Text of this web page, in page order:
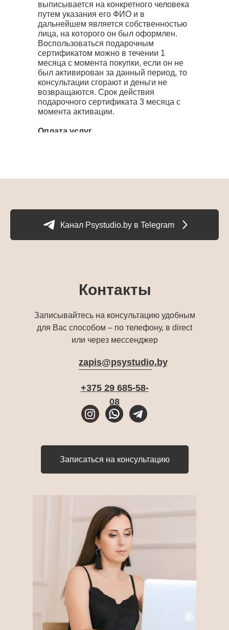
выписывается на конкретного человека
путем указания его ФИО и в
дальнейшем является собственностью
лица, на которого он был оформлен.
Воспользоваться подарочным
сертификатом можно в течении 1
месяца с момента покупки, если он не
был активирован за данный период, то
консультации сгорают и деньги не
возвращаются. Срок действия
подарочного сертификата 3 месяца с
момента активации.
Оплата услуг
пластиковых карт. Для жителей других
банка на день оплаты.
Канал Psystudio.by в Telegram
Контакты
Записывайтесь на консультацию удобным
для Вас способом – по телефону, в direct
или через мессенджер
zapis@psystudio.by
+375 29 685-58-
08
Записаться на консультацию